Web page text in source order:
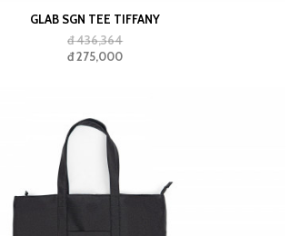
GLAB SGN TEE TIFFANY
đ 436,364
đ 275,000